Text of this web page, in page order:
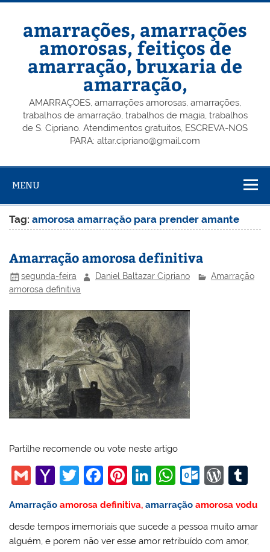
Skip
amarrações, amarrações
amorosas, feitiços de
amarração, bruxaria de
amarração,
AMARRAÇOES, amarrações amorosas, amarrações,
trabalhos de amarração, trabalhos de magia, trabalhos
de S. Cipriano. Atendimentos gratuitos, ESCREVA-NOS
PARA: altar.cipriano@gmail.com
MENU
Tag:amorosa amarração para prender amante
Amarração amorosa definitiva
segunda-feira Daniel Baltazar Cipriano
Amarração
amorosa definitiva
Partilhe recomende ou vote neste artigo
G
ai
l
Y
h
o
T
itt
er
F
c
e
Pi
er
e
Li
k
e
W
at
s
O
lo
o
W
d
Pr
m
bl
Amarração amorosa definitiva,amarração amorosa vodu
desde tempos imemoriais que sucede a pessoa muito amar
alguém, e porem não ver esse amor retribuído com amor,